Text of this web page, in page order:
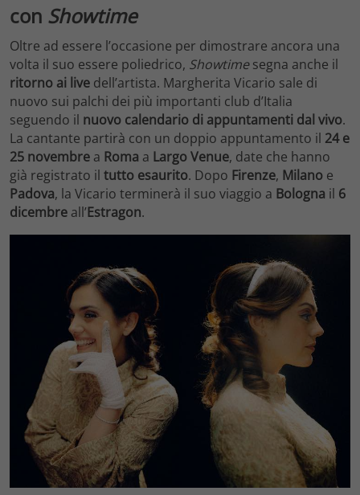
con Showtime
Oltre ad essere l’occasione per dimostrare ancora una
volta il suo essere poliedrico, Showtimesegna anche il
ritorno ai live dell’artista. Margherita Vicario sale di
nuovo sui palchi dei più importanti club d’Italia
seguendo il nuovo calendario di appuntamenti dal vivo.
La cantante partirà con un doppio appuntamento il 24 e
25 novembre a Roma a Largo Venue, date che hanno
già registrato il tutto esaurito. Dopo Firenze, Milano e
Padova, la Vicario terminerà il suo viaggio a Bologna il 6
dicembre all’Estragon.